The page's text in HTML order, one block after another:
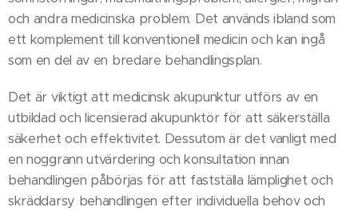
och andra medicinska problem. Det används ibland som
ett komplement till konventionell medicin och kan ingå
som en del av en bredare behandlingsplan.
Det är viktigt att medicinsk akupunktur utförs av en
utbildad och licensierad akupunktör för att säkerställa
säkerhet och effektivitet. Dessutom är det vanligt med
en noggrann utvärdering och konsultation innan
behandlingen påbörjas för att fastställa lämplighet och
skräddarsy behandlingen efter individuella behov och